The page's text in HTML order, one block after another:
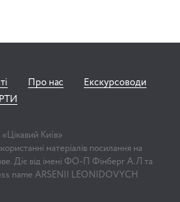
Про нас
Екскурсоводи
Київ»
матеріалів посилання на
Діє від імені ФО-П Фінберг А.Л та
name ARSENII LEONIDOVYCH